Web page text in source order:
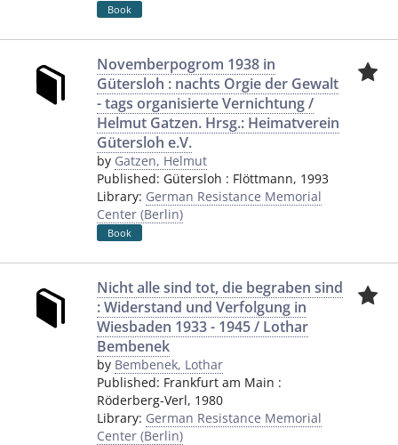
Book
Novemberpogrom 1938 in
Gütersloh : nachts Orgie der Gewalt
- tags organisierte Vernichtung /
Helmut Gatzen. Hrsg.: Heimatverein
Gütersloh e.V.
by Gatzen, Helmut
Published: Gütersloh : Flöttmann, 1993
Library: German Resistance Memorial
Center (Berlin)
Book
Nicht alle sind tot, die begraben sind
: Widerstand und Verfolgung in
Wiesbaden 1933 - 1945 / Lothar
Bembenek
by Bembenek, Lothar
Published: Frankfurt am Main :
Röderberg-Verl, 1980
Library: German Resistance Memorial
Center (Berlin)